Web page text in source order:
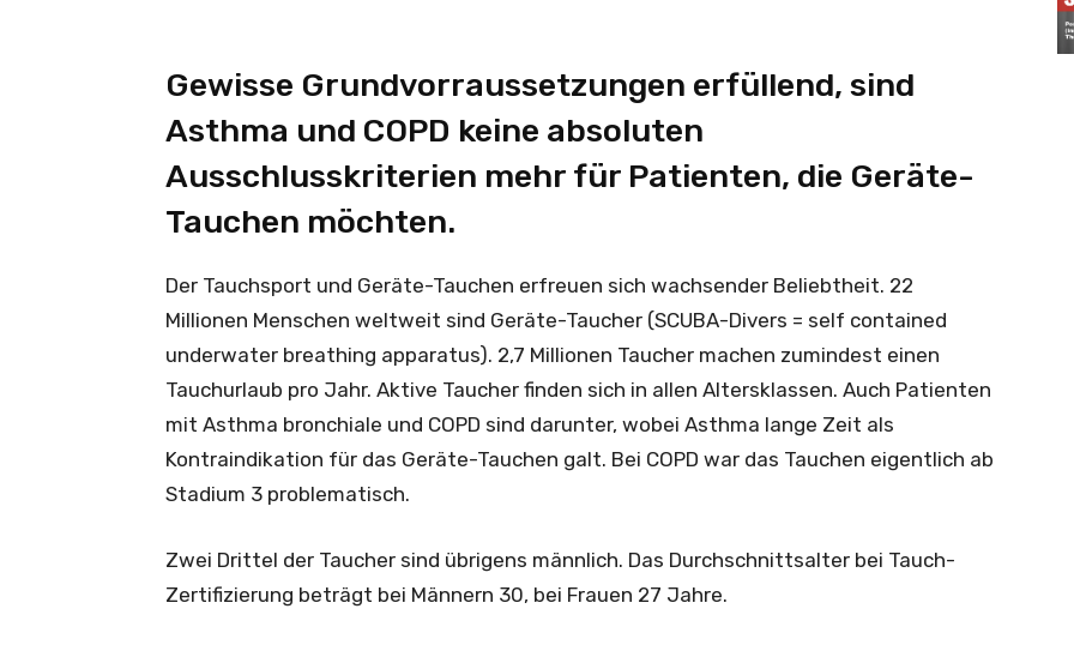
Gewisse Grundvorraussetzungen erfüllend, sind
Asthma und COPD keine absoluten
Ausschlusskriterien mehr für Patienten, die Geräte-
Tauchen möchten.
Der Tauchsport und Geräte-Tauchen erfreuen sich wachsender Beliebtheit. 22
Millionen Menschen weltweit sind Geräte-Taucher (SCUBA-Divers = self contained
underwater breathing apparatus). 2,7 Millionen Taucher machen zumindest einen
Tauchurlaub pro Jahr. Aktive Taucher finden sich in allen Altersklassen. Auch Patienten
mit Asthma bronchiale und COPD sind darunter, wobei Asthma lange Zeit als
Kontraindikation für das Geräte-Tauchen galt. Bei COPD war das Tauchen eigentlich ab
Stadium 3 problematisch.
Zwei Drittel der Taucher sind übrigens männlich. Das Durchschnittsalter bei Tauch-
Zertifizierung beträgt bei Männern 30, bei Frauen 27 Jahre.